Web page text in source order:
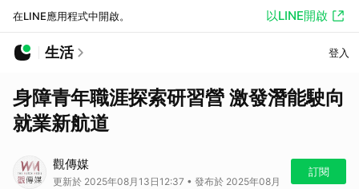
在LINE應用程式中開啟。 以LINE開啟
生活 登入
身障青年職涯探索研習營 激發潛能駛向
就業新航道
觀傳媒
更新於 2025年08月13日12:37 • 發布於 2025年08月
訂閱